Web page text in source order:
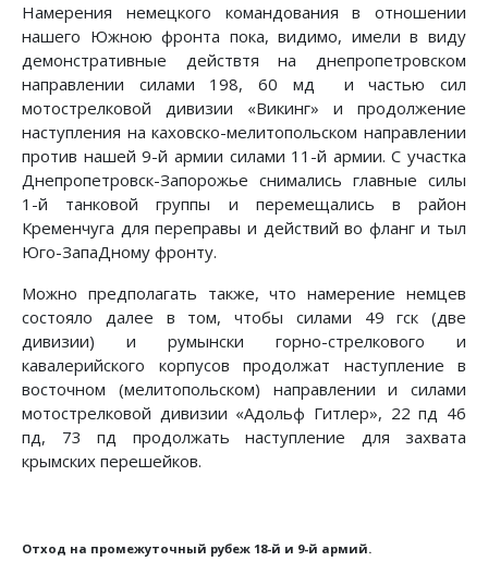
Намерения немецкого командования в отношении
нашего Южною фронта пока, видимо, имели в виду
демонстративные действтя на днепропетровском
направлении силами 198, 60 мд и частью сил
мотострелковой дивизии «Викинг» и продолже­ние
наступления на каховско-мелитопольском направлении
против нашей 9-й армии силами 11-й армии. С участка
Днепропетровск-Запорожье снимались главные силы
1-й танко­вой группы и перемещались в район
Кременчуга для перепра­вы и действий во фланг и тыл
Юго-ЗапаДному фронту.
Можно предполагать также, что намерение немцев
состоя­ло далее в том, чтобы силами 49 гск (две
дивизии) и румын­ски горно-стрелкового и
кавалерийского корпусов продол­жат наступление в
восточном (мелитопольском) направле­нии и силами
мотострелковой дивизии «Адольф Гитлер», 22 пд 46
пд, 73 пд продолжать наступление для захвата
крымских перешейков.
Отход на промежуточный рубеж 18-й и 9-й армий.